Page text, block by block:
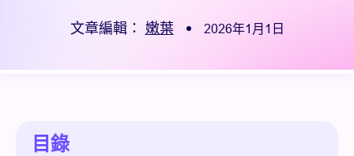
文章編輯： 嫩葉 2026年1月1日
目錄